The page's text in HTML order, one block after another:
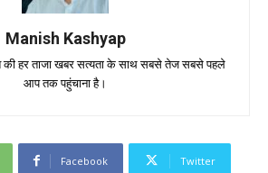
Manish Kashyap
की हर ताजा खबर सत्यता के साथ सबसे तेज सबसे पहले
आप तक पहुंचाना है।
Facebook Twitter